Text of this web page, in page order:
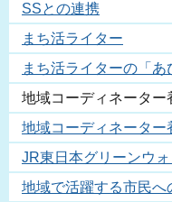
SSとの連携
まち活ライター
まち活ライターの「あ
地域コーディネーター
地域コーディネーター
JR東日本グリーンウ
地域で活躍する市民へ